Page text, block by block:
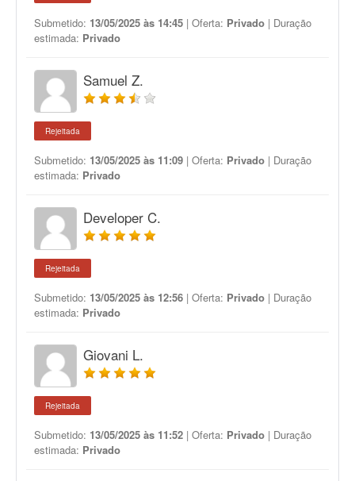
Submetido: 13/05/2025 às 14:45 | Oferta: Privado | Duração
estimada: Privado
Samuel Z.
Rejeitada
Submetido: 13/05/2025 às 11:09 | Oferta: Privado | Duração
estimada: Privado
Developer C.
Rejeitada
Submetido: 13/05/2025 às 12:56 | Oferta: Privado | Duração
estimada: Privado
Giovani L.
Rejeitada
Submetido: 13/05/2025 às 11:52 | Oferta: Privado | Duração
estimada: Privado